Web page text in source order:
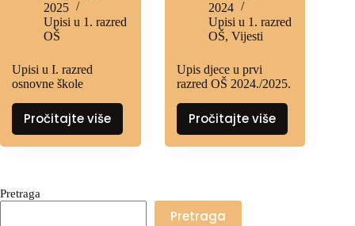
2025
Upisi u 1. razred
OŠ
Upisi u I. razred
osnovne škole
Pročitajte više
2024
Upisi u 1. razred
OŠ, Vijesti
Upis djece u prvi
razred OŠ 2024./2025.
Pročitajte više
Pretraga
Pretraga